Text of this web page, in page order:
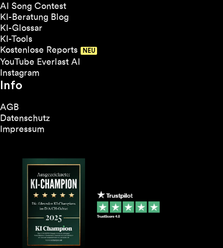
AI Song Contest
KI-Beratung Blog
KI-Glossar
KI-Tools
Kostenlose Reports
YouTube Everlast AI
Instagram
Info
AGB
Datenschutz
Impressum